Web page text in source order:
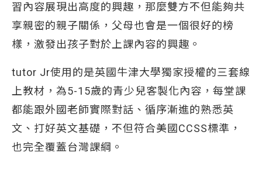
習內容展現出高度的興趣，那麼雙方不但能夠共
享親密的親子關係，父母也會是一個很好的榜
樣，激發出孩子對於上課內容的興趣。
tutor Jr使用的是英國牛津大學獨家授權的三套線
上教材，為5-15歲的青少兒客製化內容，每堂課
都能跟外國老師實際對話、循序漸進的熟悉英
文、打好英文基礎，不但符合美國CCSS標準，
也完全覆蓋台灣課綱。